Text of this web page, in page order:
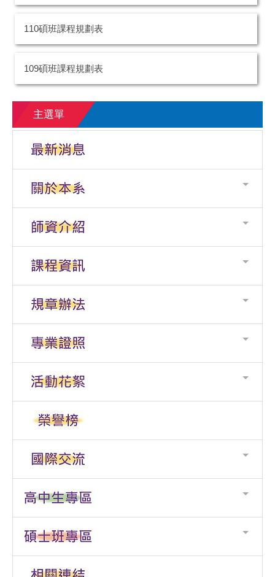
110碩班課程規劃表
109碩班課程規劃表
主選單